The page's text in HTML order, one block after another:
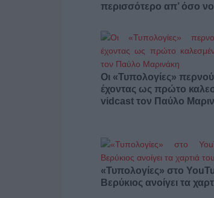
περισσότερο απ’ όσο
Οι «Τυπολογίες»
έχοντας ως πρώτο
vidcast τον Παύλο
«Τυπολογίες» στο
Βερύκιος ανοίγει τα